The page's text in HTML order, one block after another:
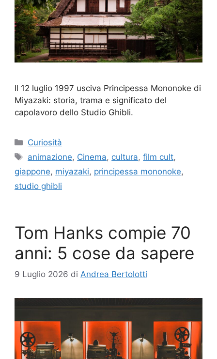
Il 12 luglio 1997 usciva Principessa Mononoke di
Miyazaki: storia, trama e significato del
capolavoro dello Studio Ghibli.
Categorie
Curiosità
Tag
animazione, Cinema, cultura,film cult,
giappone, miyazaki, principessa mononoke,
studio ghibli
Tom Hanks compie 70
anni: 5 cose da sapere
9 Luglio 2026 di Andrea Bertolotti